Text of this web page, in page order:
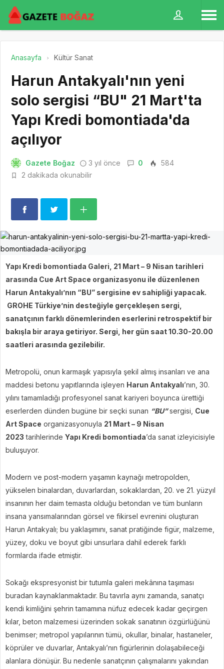
Anasayfa Kültür Sanat
Harun Antakyalı'nın yeni
solo sergisi “BU" 21 Mart'ta
Yapı Kredi bomontiada'da
açılıyor
Gazete Boğaz 3 yıl önce 0
584
2 dakikada okunabilir
Yapı Kredi bomontiada Galeri, 21 Mart – 9 Nisan tarihleri
arasında Cue Art Space organizasyonu ile düzenlenen
Harun Antakyalı’nın “BU” sergisine ev sahipliği yapacak.
GROHE Türkiye’nin desteğiyle gerçekleşen sergi,
sanatçının farklı dönemlerinden eserlerini retrospektif bir
bakışla bir araya getiriyor. Sergi, her gün saat 10.30-20.00
saatleri arasında gezilebilir.
Metropolü, onun karmaşık yapısıyla şekil almış insanları ve ana
maddesi betonu yapıtlarında işleyen Harun Antakyalı’nın, 30.
yılını tamamladığı profesyonel sanat kariyeri boyunca ürettiği
eserlerden dünden bugüne bir seçki sunan “BU”sergisi, Cue
Art Space organizasyonuyla 21 Mart – 9 Nisan
2023 tarihlerinde Yapı Kredi bomontiada’da sanat izleyicisiyle
buluşuyor.
Modern ve post-modern yaşamın kaynağı metropolden,
yükselen binalardan, duvarlardan, sokaklardan, 20. ve 21. yüzyıl
insanının her daim temasta olduğu betondan ve tüm bunların
insana yansımalarından görsel ve fikirsel evrenini oluşturan
Harun Antakyalı; bu yaklaşımını, sanat pratiğinde figür, malzeme,
yüzey, doku ve boyut gibi unsurlara dahil ederek farklı
formlarda ifade etmiştir.
Sokağı ekspresyonist bir tutumla galeri mekânına taşıması
buradan kaynaklanmaktadır. Bu tavırla aynı zamanda, sanatçı
kendi kimliğini şehrin tamamına nüfuz edecek kadar geçirgen
kılar, beton malzemesi üzerinden sokak sanatının özgürlüğünü
benimser; metropol yapılarının tümü, okullar, binalar, hastaneler,
köprüler ve duvarlar, Antakyalı’nın figürlerinin dolaşabileceği
alanlara dönüşür. Bu nedenle sanatçının çalışmalarını yakından